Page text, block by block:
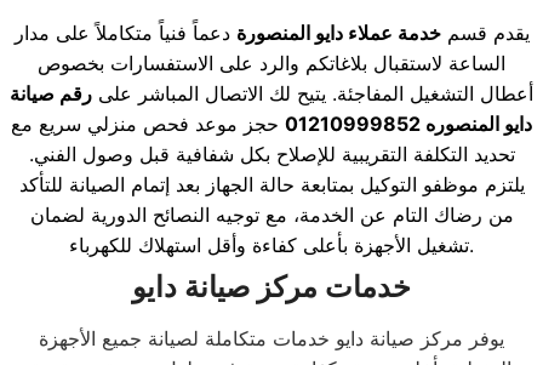
يقدم قسمخدمة عملاء دايو المنصورة دعماً فنياً متكاملاً على مدار
الساعة لاستقبال بلاغاتكم والرد على الاستفسارات بخصوص
أعطال التشغيل المفاجئة. يتيح لك الاتصال المباشر على رقم صيانة
دايو المنصوره 01210999852
حجز موعد فحص منزلي سريع مع
تحديد التكلفة التقريبية للإصلاح بكل شفافية قبل وصول الفني.
يلتزم موظفو التوكيل بمتابعة حالة الجهاز بعد إتمام الصيانة للتأكد
من رضاك التام عن الخدمة، مع توجيه النصائح الدورية لضمان
تشغيل الأجهزة بأعلى كفاءة وأقل استهلاك للكهرباء.
خدمات مركز صيانة دايو
يوفر مركز صيانة دايو خدمات متكاملة لصيانة جميع الأجهزة